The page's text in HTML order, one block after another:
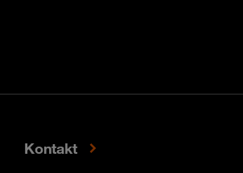
Kontakt